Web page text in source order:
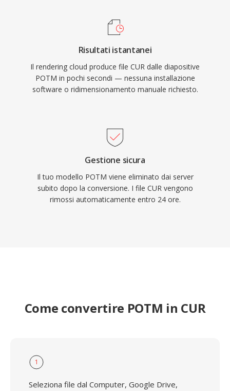
Risultati istantanei
Il rendering cloud produce file CUR dalle diapositive
POTM in pochi secondi — nessuna installazione
software o ridimensionamento manuale richiesto.
Gestione sicura
Il tuo modello POTM viene eliminato dai server
subito dopo la conversione. I file CUR vengono
rimossi automaticamente entro 24 ore.
Come convertire POTM in CUR
1
Seleziona file dal Computer, Google Drive,